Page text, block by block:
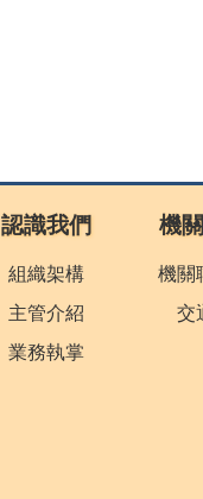
認識我們
組織架構
主管介紹
業務執掌
機
機關
交